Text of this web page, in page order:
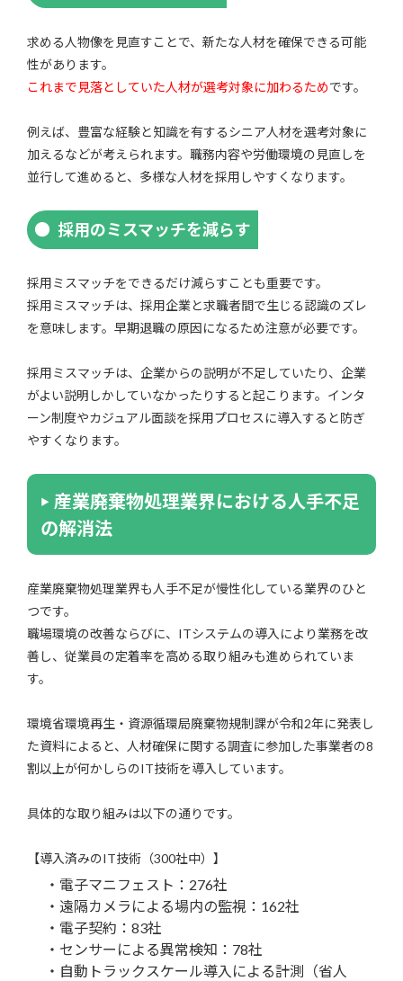
求める人物像を見直すことで、新たな人材を確保できる可能
性があります。
これまで見落としていた人材が選考対象に加わるためです。
例えば、豊富な経験と知識を有するシニア人材を選考対象に
加えるなどが考えられます。職務内容や労働環境の見直しを
並行して進めると、多様な人材を採用しやすくなります。
採用のミスマッチを減らす
採用ミスマッチをできるだけ減らすことも重要です。
採用ミスマッチは、採用企業と求職者間で生じる認識のズレ
を意味します。早期退職の原因になるため注意が必要です。
採用ミスマッチは、企業からの説明が不足していたり、企業
がよい説明しかしていなかったりすると起こります。インタ
ーン制度やカジュアル面談を採用プロセスに導入すると防ぎ
やすくなります。
産業廃棄物処理業界における人手不足
の解消法
産業廃棄物処理業界も人手不足が慢性化している業界のひと
つです。
職場環境の改善ならびに、ITシステムの導入により業務を改
善し、従業員の定着率を高める取り組みも進められていま
す。
環境省環境再生・資源循環局廃棄物規制課が令和2年に発表し
た資料によると、人材確保に関する調査に参加した事業者の8
割以上が何かしらのIT技術を導入しています。
具体的な取り組みは以下の通りです。
【導入済みのIT技術（300社中）】
・電子マニフェスト：276社
・遠隔カメラによる場内の監視：162社
・電子契約：83社
・センサーによる異常検知：78社
・自動トラックスケール導入による計測（省人